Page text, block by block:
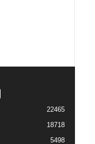
22465
18718
5498